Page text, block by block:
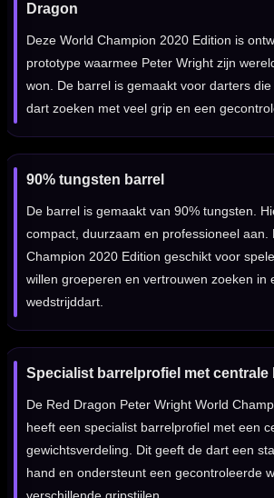
Dragon
Deze World Champion 2020 Edition is
prototype waarmee Peter Wright zijn
won. De barrel is gemaakt voor darters
dart zoeken met veel grip en een
90% tungsten barrel
De barrel is gemaakt van 90% tungsten.
compact, duurzaam en professioneel aan.
Champion 2020 Edition geschikt voor
willen groeperen en vertrouwen zoeken in
wedstrijddart.
Specialist barrelprofiel met centrale
De Red Dragon Peter Wright World
heeft een specialist barrelprofiel met een
gewichtsverdeling. Dit geeft de dart een
hand en ondersteunt een gecontroleerde